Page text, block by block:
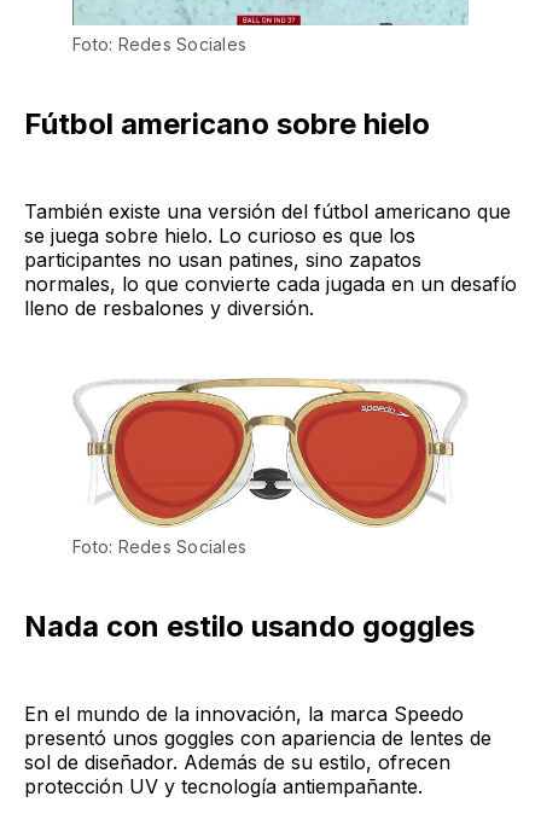
Foto: Redes Sociales
Fútbol americano sobre hielo
También existe una versión del fútbol americano que
se juega sobre hielo. Lo curioso es que los
participantes no usan patines, sino zapatos
normales, lo que convierte cada jugada en un desafío
lleno de resbalones y diversión.
Foto: Redes Sociales
Nada con estilo usando goggles
En el mundo de la innovación, la marca Speedo
presentó unos goggles con apariencia de lentes de
sol de diseñador. Además de su estilo, ofrecen
protección UV y tecnología antiempañante.